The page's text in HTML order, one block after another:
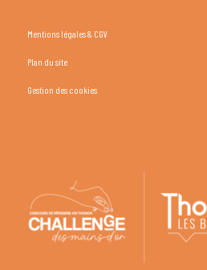
Mentions légales & CGV
Plan du site
Gestion des cookies